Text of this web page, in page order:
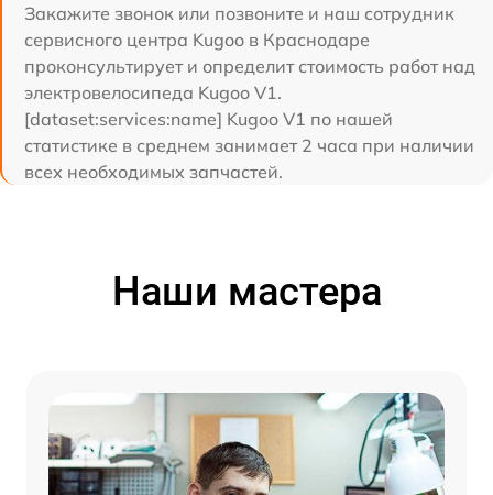
Закажите звонок или позвоните и наш сотрудник
сервисного центра Kugoo в Краснодаре
проконсультирует и определит стоимость работ над
электровелосипеда Kugoo V1.
[dataset:services:name] Kugoo V1 по нашей
статистике в среднем занимает 2 часа при наличии
всех необходимых запчастей.
Наши мастера